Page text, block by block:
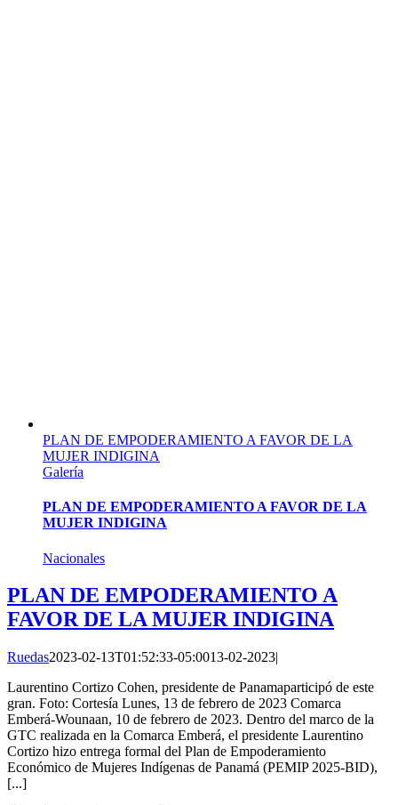
PLAN DE EMPODERAMIENTO A FAVOR DE LA
MUJER INDIGINA
Galería
PLAN DE EMPODERAMIENTO A FAVOR DE LA
MUJER INDIGINA
Nacionales
PLAN DE EMPODERAMIENTO A
FAVOR DE LA MUJER INDIGINA
Ruedas2023-02-13T01:52:33-05:0013-02-2023|
Laurentino Cortizo Cohen, presidente de Panamaparticipó de este
gran. Foto: Cortesía Lunes, 13 de febrero de 2023 Comarca
Emberá-Wounaan, 10 de febrero de 2023. Dentro del marco de la
GTC realizada en la Comarca Emberá, el presidente Laurentino
Cortizo hizo entrega formal del Plan de Empoderamiento
Económico de Mujeres Indígenas de Panamá (PEMIP 2025-BID),
[...]